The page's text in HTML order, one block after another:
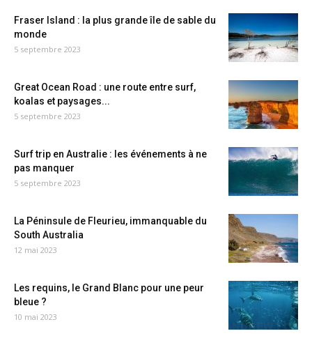
Fraser Island : la plus grande île de sable du
monde
5 septembre 2023
Great Ocean Road : une route entre surf,
koalas et paysages...
5 septembre 2023
Surf trip en Australie : les événements à ne
pas manquer
5 septembre 2023
La Péninsule de Fleurieu, immanquable du
South Australia
12 mai 2023
Les requins, le Grand Blanc pour une peur
bleue ?
10 mai 2023